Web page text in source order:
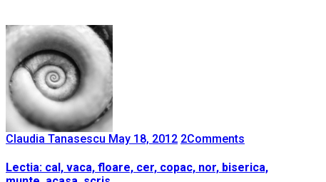
Claudia Tanasescu May 18, 2012 2Comments
Lectia: cal, vaca, floare, cer, copac, nor, biserica,